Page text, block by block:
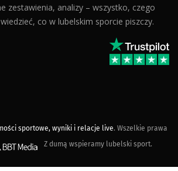
zestawienia, analizy – wszystko, czego
co w lubelskim sporcie piszczy.
sportowe, wyniki i relacje live. Wszelkie prawa
Z dumą wspieramy lubelski sport.